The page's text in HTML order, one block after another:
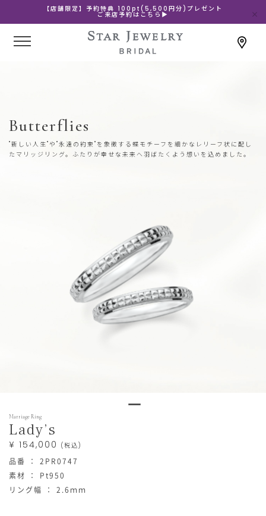
【店舗限定】予約特典 100pt(5,500円分)プレゼント
ご来店予約はこちら▶
Butterflies
"新しい人生"や"永遠の約束"を象徴する蝶モチーフを細かなレリーフ状に配し
たマリッジリング。ふたりが幸せな未来へ羽ばたくよう想いを込めました。
https://www.star-
jewelry.com/bridal/2PR0747_2PR0747.html
Products
Marriage Ring
Lady’s
¥ 154,000 (税込)
品番 ： 2PR0747
素材 ： Pt950
リング幅 ： 2.6ｍｍ